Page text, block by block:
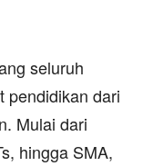
seluruh
pendidikan dari
Mulai dari
hingga SMA,